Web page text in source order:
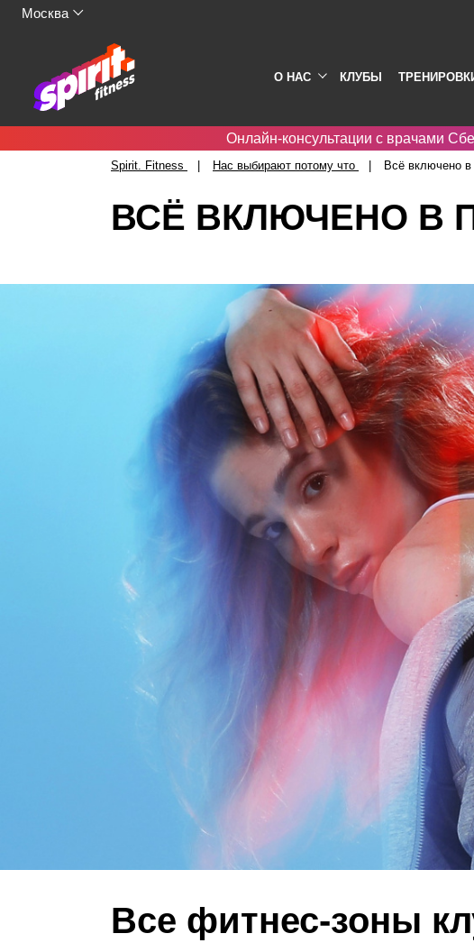
Москва
О НАС КЛУБЫ
Онлайн-консультации с врачами
Spirit. Fitness Нас выбирают потому что Всё включено в
ВСЁ ВКЛЮЧЕНО В
Все фитнес-зоны